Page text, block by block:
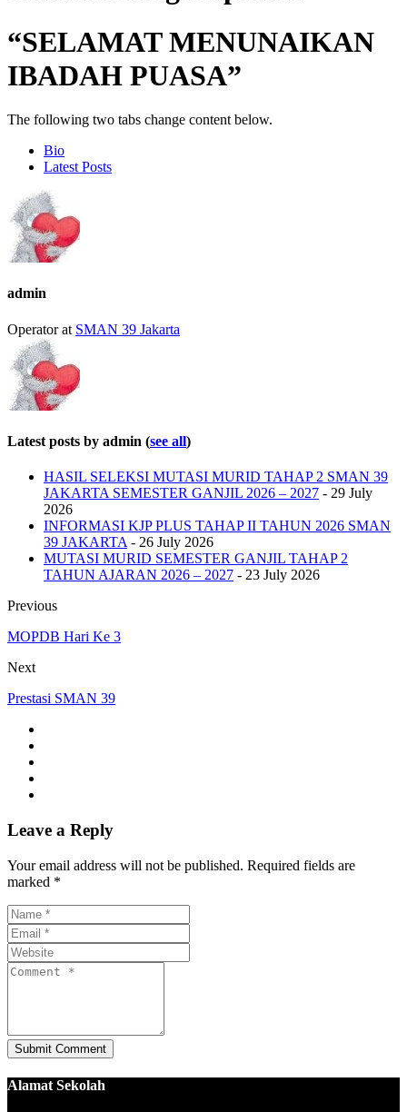
“SELAMAT MENUNAIKAN
IBADAH PUASA”
The following two tabs change content below.
Bio
Latest Posts
admin
Operatorat SMAN 39 Jakarta
Latest posts by admin (see all)
HASIL SELEKSI MUTASI MURID TAHAP 2 SMAN 39
JAKARTA SEMESTER GANJIL 2026 – 2027 - 29 July
2026
INFORMASI KJP PLUS TAHAP II TAHUN 2026 SMAN
39 JAKARTA - 26 July 2026
MUTASI MURID SEMESTER GANJIL TAHAP 2
TAHUN AJARAN 2026 – 2027 - 23 July 2026
Previous
MOPDB Hari Ke 3
Next
Prestasi SMAN 39
Leave a Reply
Your email address will not be published. Required fields are
marked *
Alamat Sekolah